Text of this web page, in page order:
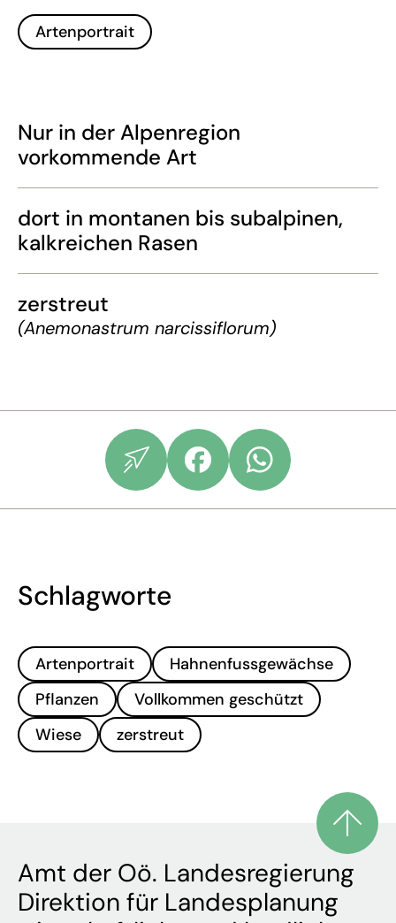
Artenportrait
Nur in der Alpenregion
vorkommende Art
dort in montanen bis subalpinen,
kalkreichen Rasen
zerstreut
(Anemonastrum narcissiflorum)
Schlagworte
Artenportrait
Hahnenfussgewächse
Pflanzen
Vollkommen geschützt
Wiese
zerstreut
Amt der Oö. Landesregierung
Direktion für Landesplanung